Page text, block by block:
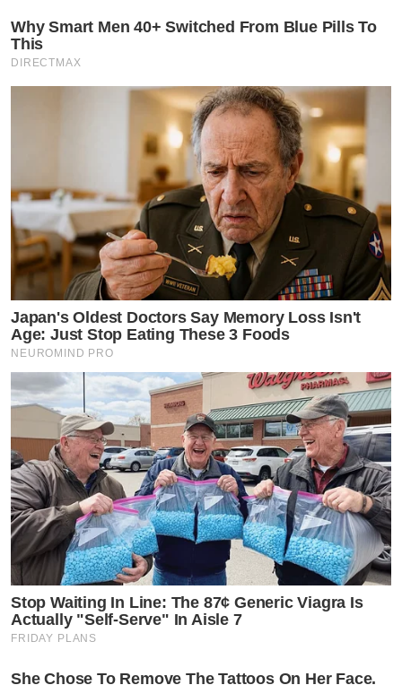
Why Smart Men 40+ Switched From Blue Pills To
This
DIRECTMAX
Japan's Oldest Doctors Say Memory Loss Isn't
Age: Just Stop Eating These 3 Foods
NEUROMIND PRO
Stop Waiting In Line: The 87¢ Generic Viagra Is
Actually "Self-Serve" In Aisle 7
FRIDAY PLANS
She Chose To Remove The Tattoos On Her Face.